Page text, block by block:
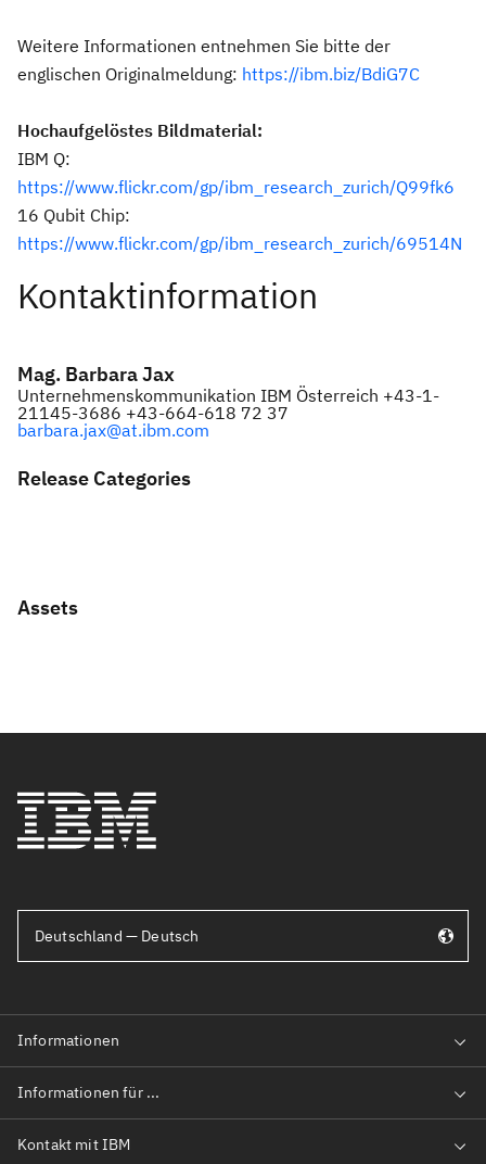
Weitere Informationen entnehmen Sie bitte der
englischen Originalmeldung: https://ibm.biz/BdiG7C
Hochaufgelöstes Bildmaterial:
IBM Q:
https://www.flickr.com/gp/ibm_research_zurich/Q99fk6
16 Qubit Chip:
https://www.flickr.com/gp/ibm_research_zurich/69514N
Kontaktinformation
Mag. Barbara Jax
Unternehmenskommunikation IBM Österreich +43-1-
21145-3686 +43-664-618 72 37
barbara.jax@at.ibm.com
Release Categories
Assets
Deutschland — Deutsch